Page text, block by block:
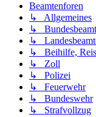
Beamtenforen
↳ Allgemeines
↳
↳
↳ Beihilfe,
↳ Zoll
↳ Polizei
↳ Feuerwehr
↳ Bundeswehr
↳ Strafvollzug